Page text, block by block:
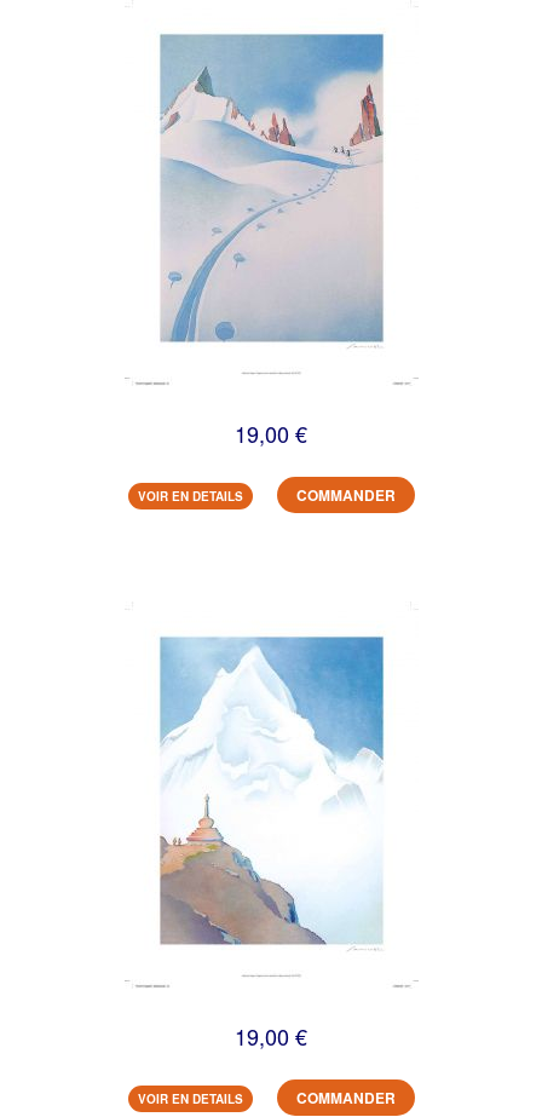
19,00 €
VOIR EN DETAILS COMMANDER
19,00 €
VOIR EN DETAILS COMMANDER